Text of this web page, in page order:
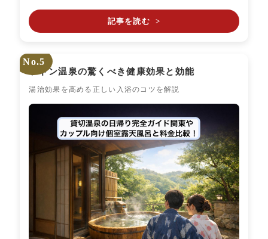
記事を読む >
No.5
ラドン温泉の驚くべき健康効果と効能
湯治効果を高める正しい入浴のコツを解説